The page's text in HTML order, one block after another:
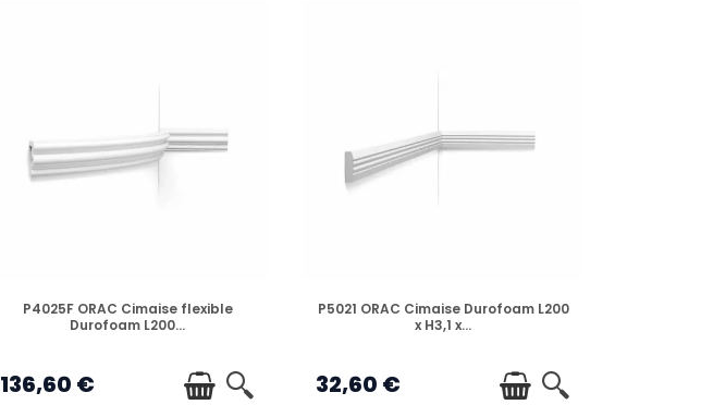
EN STOCK
P4025F ORAC Cimaise flexible
Durofoam L200...
136,60 €
EN STOCK
P5021 ORAC Cimaise Durofoam L200
x H3,1 x...
32,60 €